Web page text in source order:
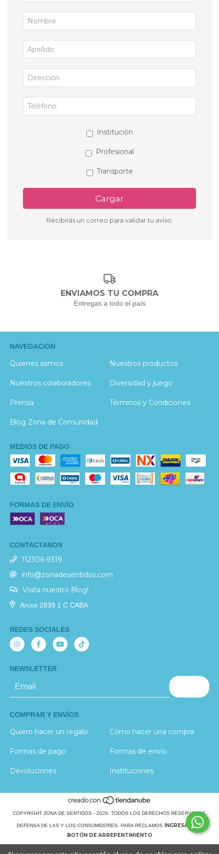
Institución
Profesional
Transporte
Cargar
Recibirás un correo para validar tu aviso.
ENVIAMOS TU COMPRA
Entregas a todo el país
NAVEGACIÓN
Quienes somos Nuestros productos
Nuestros colaboradores Diversidad y juego
Prensa Términos y Condiciones
Blog Zona de Comunidad
MEDIOS DE PAGO
FORMAS DE ENVÍO
CONTACTANOS
112306-9319
info@zonadesentidos.com
Visita nuestro Blog!
Arcos 2839 1 C CABA
REDES SOCIALES
NEWSLETTER
COMPRAR Y ENVÍOS
Quiero hacer un regalo Cómo hacer una compra
Formas de pago Formas de envío
Devoluciones Instituciones
COPYRIGHT ZONA DE SENTIDOS - 2026. TODOS LOS DERECHOS RESERVADOS.
DEFENSA DE LAS Y LOS CONSUMIDORES. PARA RECLAMOS INGRESÁ ACÁ.
BOTÓN DE ARREPENTIMIENTO